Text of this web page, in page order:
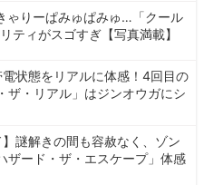
ゃりーぱみゅぱみゅ…「クール
ティがスゴすぎ【写真満載】
電状態をリアルに体感！4回目の
ザ・リアル」はジンオウガにシ
】謎解きの間も容赦なく、ゾン
ード・ザ・エスケープ」体感